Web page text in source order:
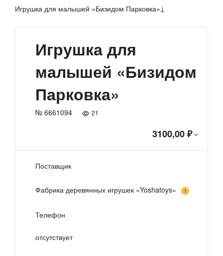
Игрушка для малышей «Бизидом Парковка»
Игрушка для
малышей «Бизидом
Парковка»
№ 6661094 21
3100,00 ₽
Поставщик
Фабрика деревянных игрушек «Yoshatoys» 1
Телефон
отсутствует